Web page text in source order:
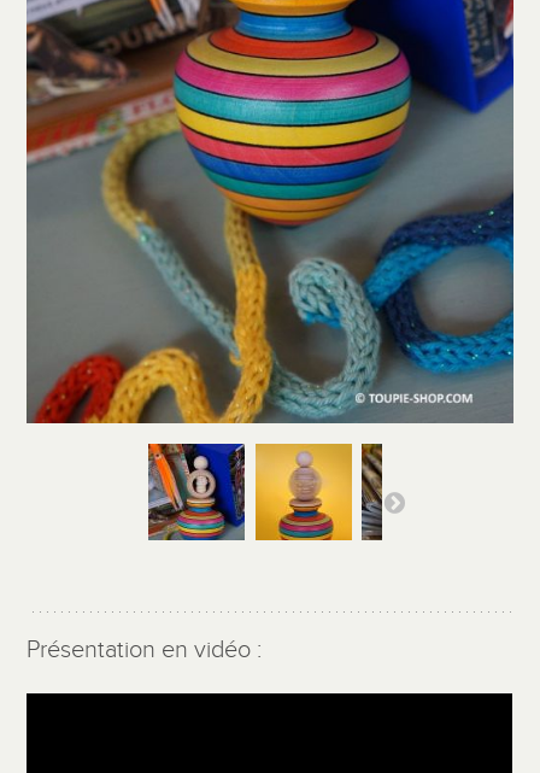
Présentation en vidéo :